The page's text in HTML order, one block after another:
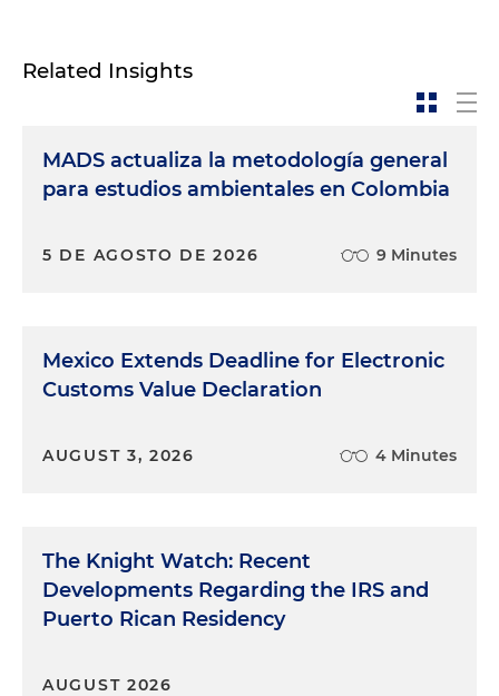
Related Insights
MADS actualiza la metodología general
para estudios ambientales en Colombia
5 DE AGOSTO DE 2026 9 Minutes
Mexico Extends Deadline for Electronic
Customs Value Declaration
AUGUST 3, 2026 4 Minutes
The Knight Watch: Recent
Developments Regarding the IRS and
Puerto Rican Residency
AUGUST 2026